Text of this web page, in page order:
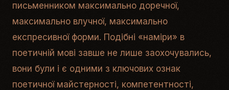
письменником максимально доречної,
максимально влучної, максимально
експресивної форми. Подібні «наміри» в
поетичній мові завше не лише заохочувались,
вони були і є одними з ключових ознак
поетичної майстерності, компетентності,